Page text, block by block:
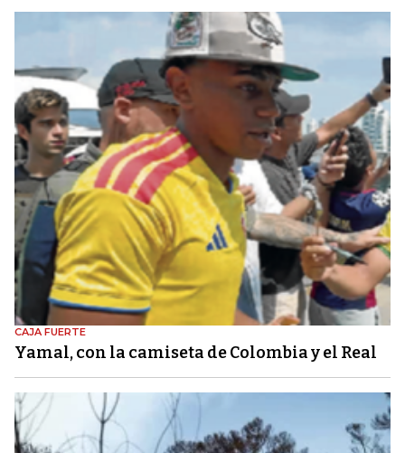
CAJA FUERTE
Yamal, con la camiseta de Colombia y el Real